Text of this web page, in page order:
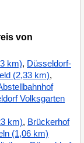
von
km), Düsseldorf-
(2,33 km),
Volksgarten
km), Brückerhof
(1,06 km)